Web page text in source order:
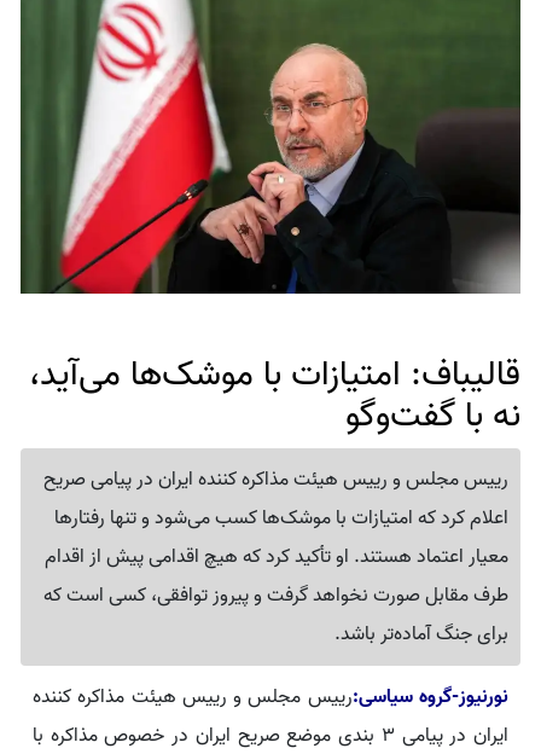
قالیباف: امتیازات با موشک‌ها می‌آید،
نه با گفت‌وگو
رییس مجلس و رییس هیئت مذاکره کننده ایران در پیامی صریح
اعلام کرد که امتیازات با موشک‌ها کسب می‌شود و تنها رفتارها
معیار اعتماد هستند. او تأکید کرد که هیچ اقدامی پیش از اقدام
طرف مقابل صورت نخواهد گرفت و پیروز توافقی، کسی است که
برای جنگ آماده‌تر باشد.
نورنیوز-گروه سیاسی:رییس مجلس و رییس هیئت مذاکره کننده
ایران در پیامی ۳ بندی موضع صریح ایران در خصوص مذاکره با